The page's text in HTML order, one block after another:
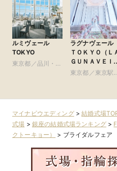
ルミヴェール
TOKYO
東京都／品川・目
ラグナヴェール
ＴＯＫＹＯ（Ｌ
ＧＵＮＡＶＥＩ
ＴＯＫＹＯ）
東京都／東京駅
マイナビウエディング>結婚式場
式場 > 銀座の結婚式場ランキング>
クトーキョー）
> ブライダルフェア